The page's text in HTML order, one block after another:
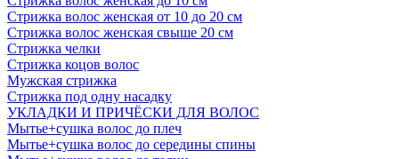
Стрижка волос женская от 10 до 20 см
Стрижка волос женская свыше 20 см
Стрижка челки
Стрижка коцов волос
Мужская стрижка
Стрижка под одну насадку
УКЛАДКИ И ПРИЧЁСКИ ДЛЯ ВОЛОС
Мытье+сушка волос до плеч
Мытье+сушка волос до середины спины